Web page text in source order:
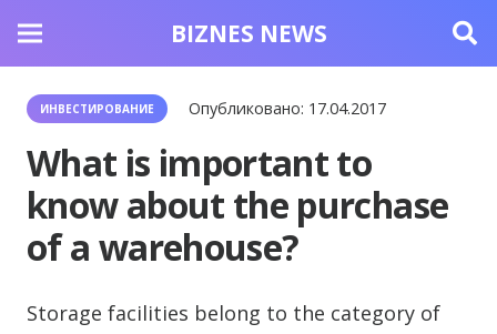
BIZNES NEWS
ИНВЕСТИРОВАНИЕ Опубликовано: 17.04.2017
What is important to
know about the purchase
of a warehouse?
Storage facilities belong to the category of